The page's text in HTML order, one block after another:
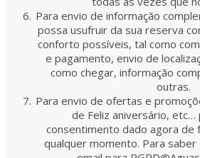
Para envio de informação
possa usufruir da sua reserva
conforto possíveis, tal como
e pagamento, envio de
como chegar, informação
outras.
Para envio de ofertas e
de Feliz aniversário, etc…
consentimento dado agora de
qualquer momento. Para